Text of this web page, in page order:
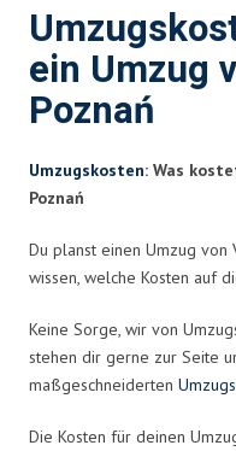
ein Umzug
Poznań
Umzugskosten: Was
Poznań
Du planst einen Umzug von
wissen, welche Kosten auf
Keine Sorge, wir von
stehen dir gerne zur Seite
maßgeschneiderten
Die Kosten für deinen